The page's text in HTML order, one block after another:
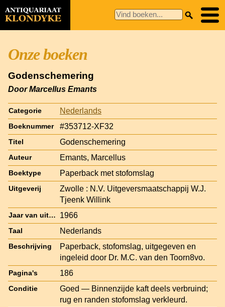
Onze boeken
Godenschemering
Door Marcellus Emants
Categorie Nederlands
Boeknummer #353712-XF32
Titel Godenschemering
Auteur Emants, Marcellus
Boektype Paperback met stofomslag
Uitgeverij
Zwolle : N.V. Uitgeversmaatschappij W.J.
Tjeenk Willink
Jaar van uitgave 1966
Taal Nederlands
Beschrijving
Paperback, stofomslag, uitgegeven en
ingeleid door Dr. M.C. van den Toorn8vo.
Pagina's 186
Conditie
Goed — Binnenzijde kaft deels verbruind;
rug en randen stofomslag verkleurd.